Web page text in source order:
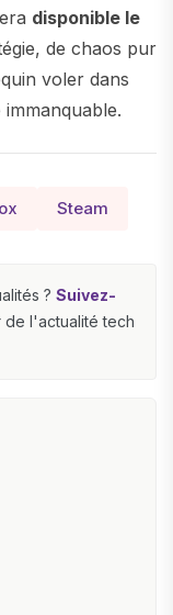
disponible le
de chaos pur
voler dans
Steam
? Suivez-
de l'actualité tech